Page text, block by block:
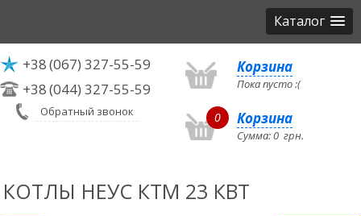
Каталог
+38(067) 327-55-59
+38(044) 327-55-59
Обратный звонок
Корзина
Пока пусто :(
0 Корзина
Сумма:0 грн.
КОТЛЫ НЕУС КТМ 23 КВТ